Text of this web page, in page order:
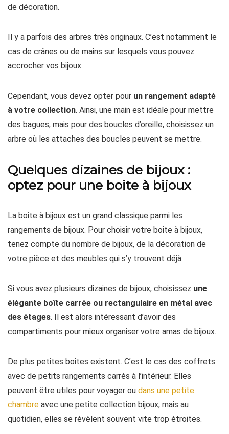
de décoration.
Il y a parfois des arbres très originaux. C’est notamment le
cas de crânes ou de mains sur lesquels vous pouvez
accrocher vos bijoux.
Cependant, vous devez opter pour un rangement adapté
à votre collection. Ainsi, une main est idéale pour mettre
des bagues, mais pour des boucles d’oreille, choisissez un
arbre où les attaches des boucles peuvent se mettre.
Quelques dizaines de bijoux :
optez pour une boite à bijoux
La boite à bijoux est un grand classique parmi les
rangements de bijoux. Pour choisir votre boite à bijoux,
tenez compte du nombre de bijoux, de la décoration de
votre pièce et des meubles qui s’y trouvent déjà.
Si vous avez plusieurs dizaines de bijoux, choisissez une
élégante boîte carrée ou rectangulaire en métal avec
des étages. Il est alors intéressant d’avoir des
compartiments pour mieux organiser votre amas de bijoux.
De plus petites boites existent. C’est le cas des coffrets
avec de petits rangements carrés à l’intérieur. Elles
peuvent être utiles pour voyager ou dans une petite
chambre avec une petite collection bijoux, mais au
quotidien, elles se révèlent souvent vite trop étroites.